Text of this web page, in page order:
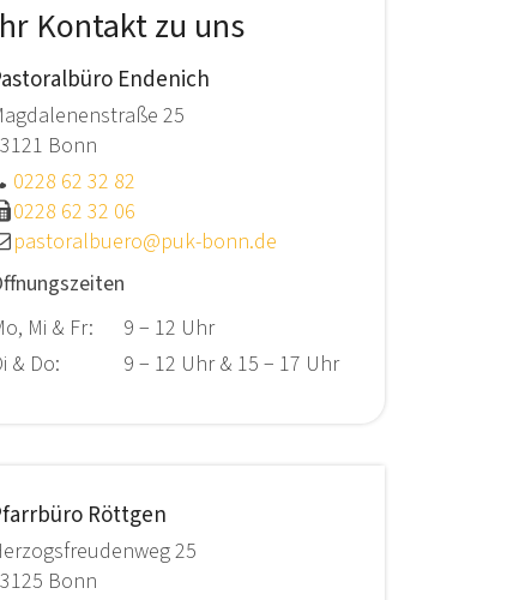
Kontakt zu uns
Endenich
25
Bonn
0228 62 32 82
0228 62 32 06
pastoralbuero@puk-bonn.de
Mi & Fr:
9 − 12 Uhr
& Do:
9 − 12 Uhr & 15 − 17 Uhr
Röttgen
25
Bonn